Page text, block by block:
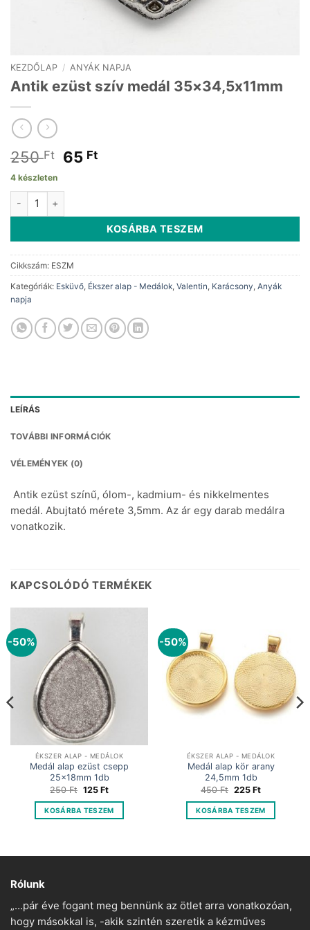
KEZDŐLAP / ANYÁK NAPJA
Antik ezüst szív medál 35×34,5x11mm
250Ft
Original
was:
65 FtCurrent
4 készleten
Antik ezüst szív medál 35x34,5x11mm mennyiség
KOSÁRBA TESZEM
Cikkszám: ESZM
Kategóriák: Esküvő, Ékszer alap - Medálok, Valentin, Karácsony, Anyák
napja
LEÍRÁS
TOVÁBBI INFORMÁCIÓK
VÉLEMÉNYEK (0)
Antik ezüst színű, ólom-, kadmium- és nikkelmentes
medál. Abujtató mérete 3,5mm. Az ár egy darab medálra
vonatkozik.
KAPCSOLÓDÓ TERMÉKEK
-50%
ÉKSZER ALAP - MEDÁLOK
Medál alap ezüst csepp
25x18mm 1db
250Ft Original
was:
250 Ft.
125 FtCurrent
is:
125 Ft.
KOSÁRBA TESZEM
-50%
ÉKSZER ALAP - MEDÁLOK
Medál alap kör arany
24,5mm 1db
450Ft Original
was:
450 Ft.
225 FtCurrent
is:
225 Ft.
KOSÁRBA TESZEM
Rólunk
„…pár éve fogant meg bennünk az ötlet arra vonatkozóan,
hogy másokkal is, -akik szintén szeretik a kézműves